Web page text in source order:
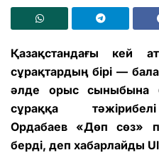
Қазақстандағы кей
сұрақтардың бірі —
әлде орыс сыныбына
сұраққа
Ордабаев «Дөп сөз»
берді, деп хабарлайды